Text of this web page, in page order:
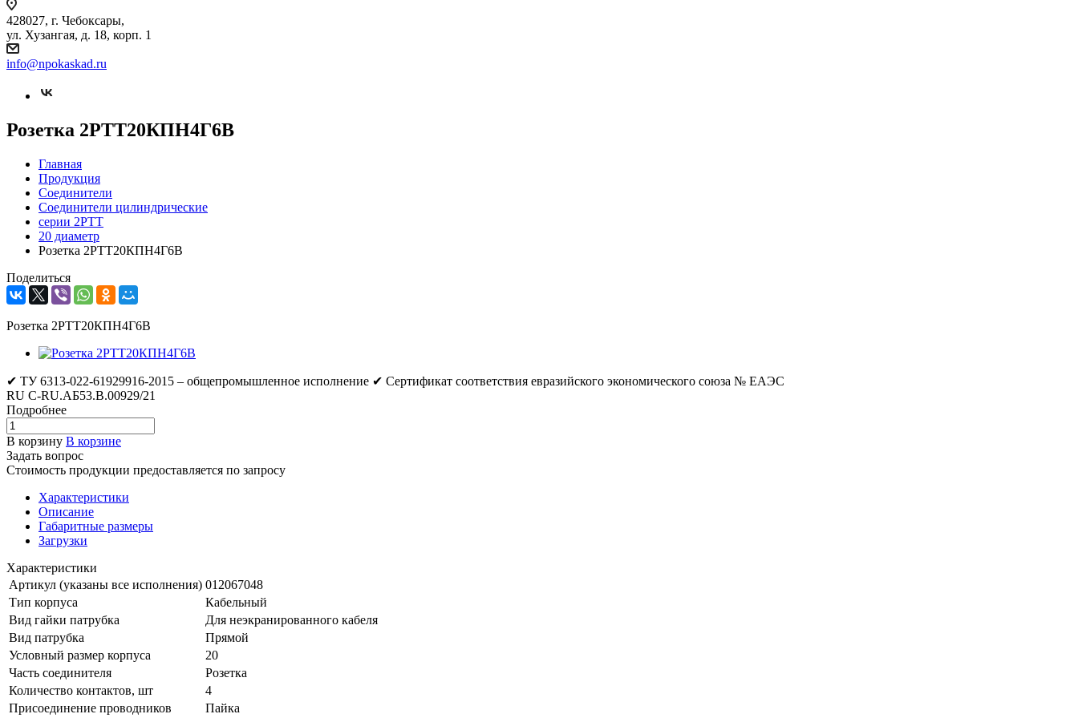
428027, г. Чебоксары,
ул. Хузангая, д. 18, корп. 1
info@npokaskad.ru
Розетка 2РТТ20КПН4Г6В
Главная
Продукция
Соединители
Соединители цилиндрические
серии 2РТТ
20 диаметр
Розетка 2РТТ20КПН4Г6В
Поделиться
Розетка 2РТТ20КПН4Г6В
✔ ТУ 6313-022-61929916-2015 – общепромышленное исполнение ✔ Сертификат соответствия евразийского экономического союза № ЕАЭС
RU C-RU.АБ53.В.00929/21
Подробнее
В корзину В корзине
Задать вопрос
Стоимость продукции предоставляется по запросу
Характеристики
Описание
Габаритные размеры
Загрузки
Характеристики
Артикул (указаны все исполнения) 012067048
Тип корпуса
Кабельный
Вид гайки патрубка
Для неэкранированного кабеля
Вид патрубка
Прямой
Условный размер корпуса
20
Часть соединителя
Розетка
Количество контактов, шт
4
Присоединение проводников
Пайка